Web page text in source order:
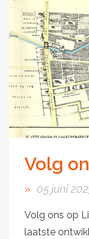
Volg
05 juni
Volg ons op
laatste